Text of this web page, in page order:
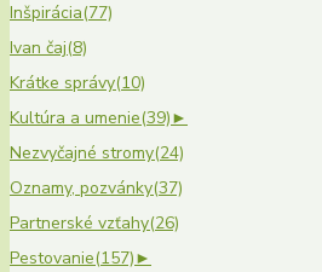
Inšpirácia(77)
Ivan čaj(8)
Krátke správy(10)
Kultúra a umenie(39)►
Nezvyčajné stromy(24)
Oznamy, pozvánky(37)
Partnerské vzťahy(26)
Pestovanie(157)►